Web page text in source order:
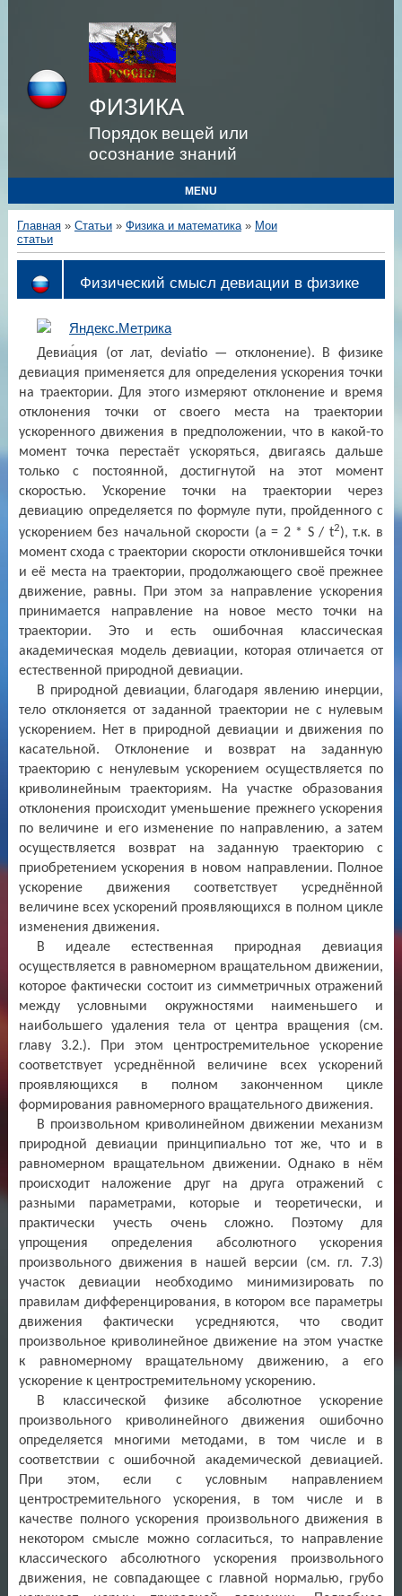
ФИЗИКА
Порядок вещей или
осознание знаний
MENU
Главная» Статьи» Физика и математика» Мои
статьи
Физический смысл девиации в физике
Девиа́ция (от лат, deviatio — отклонение). В физике
девиация применяется для определения ускорения точки
на траектории. Для этого измеряют отклонение и время
отклонения точки от своего места на траектории
ускоренного движения в предположении, что в какой-то
момент точка перестаёт ускоряться, двигаясь дальше
только с постоянной, достигнутой на этот момент
скоростью. Ускорение точки на траектории через
девиацию определяется по формуле пути, пройденного с
ускорением без начальной скорости (а = 2 * S / t2), т.к. в
момент схода с траектории скорости отклонившейся точки
и её места на траектории, продолжающего своё прежнее
движение, равны. При этом за направление ускорения
принимается направление на новое место точки на
траектории. Это и есть ошибочная классическая
академическая модель девиации, которая отличается от
естественной природной девиации.
В природной девиации, благодаря явлению инерции,
тело отклоняется от заданной траектории не с нулевым
ускорением. Нет в природной девиации и движения по
касательной. Отклонение и возврат на заданную
траекторию с ненулевым ускорением осуществляется по
криволинейным траекториям. На участке образования
отклонения происходит уменьшение прежнего ускорения
по величине и его изменение по направлению, а затем
осуществляется возврат на заданную траекторию с
приобретением ускорения в новом направлении. Полное
ускорение движения соответствует усреднённой
величине всех ускорений проявляющихся в полном цикле
изменения движения.
В идеале естественная природная девиация
осуществляется в равномерном вращательном движении,
которое фактически состоит из симметричных отражений
между условными окружностями наименьшего и
наибольшего удаления тела от центра вращения (см.
главу 3.2.). При этом центростремительное ускорение
соответствует усреднённой величине всех ускорений
проявляющихся в полном законченном цикле
формирования равномерного вращательного движения.
В произвольном криволинейном движении механизм
природной девиации принципиально тот же, что и в
равномерном вращательном движении. Однако в нём
происходит наложение друг на друга отражений с
разными параметрами, которые и теоретически, и
практически учесть очень сложно. Поэтому для
упрощения определения абсолютного ускорения
произвольного движения в нашей версии (см. гл. 7.3)
участок девиации необходимо минимизировать по
правилам дифференцирования, в котором все параметры
движения фактически усредняются, что сводит
произвольное криволинейное движение на этом участке
к равномерному вращательному движению, а его
ускорение к центростремительному ускорению.
В классической физике абсолютное ускорение
произвольного криволинейного движения ошибочно
определяется многими методами, в том числе и в
соответствии с ошибочной академической девиацией.
При этом, если с условным направлением
центростремительного ускорения, в том числе и в
качестве полного ускорения произвольного движения в
некотором смысле можно согласиться, то направление
классического абсолютного ускорения произвольного
движения, не совпадающее с главной нормалью, грубо